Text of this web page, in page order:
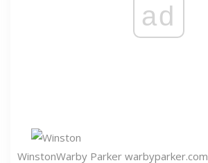
ad
WinstonWarby Parker warbyparker.com